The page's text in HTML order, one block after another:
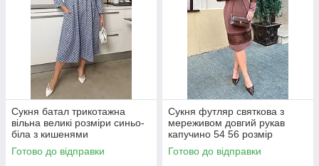
Сукня батал трикотажна
вільна великі розміри синьо-
біла з кишенями
Готово до відправки
Сукня футляр святкова з
мереживом довгий рукав
капучино 54 56 розмір
Готово до відправки